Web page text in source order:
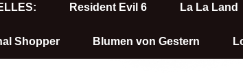
Resident Evil 6 La La Land
Shopper Blumen von Gestern